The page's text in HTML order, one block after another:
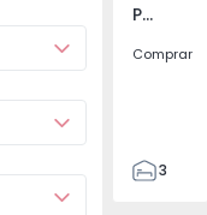
Póvoa de Varzim, Beiriz e Argivai, Porto
Comprar
3